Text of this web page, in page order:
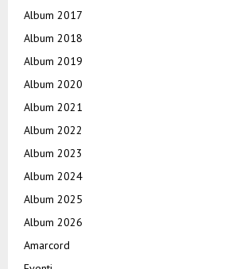
Album 2017
Album 2018
Album 2019
Album 2020
Album 2021
Album 2022
Album 2023
Album 2024
Album 2025
Album 2026
Amarcord